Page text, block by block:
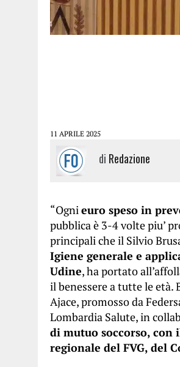
11 APRILE 2025
di Redazione
“Ognieuro speso in
pubblica è 3-4 volte piu’
principali che il Silvio
Igiene generale e
Udine, ha portato
il benessere a tutte le età.
Ajace, promosso da
Lombardia Salute, in
di mutuo soccorso, con
regionale del FVG, del